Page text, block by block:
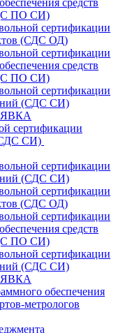
средств
ПО СИ)
сертификации
(СДС ОД)
сертификации
средств
ПО СИ)
сертификации
(СДС СИ)
сертификации
СИ)
сертификации
(СДС СИ)
сертификации
(СДС ОД)
сертификации
средств
ПО СИ)
сертификации
(СДС СИ)
обеспечения
метрологов